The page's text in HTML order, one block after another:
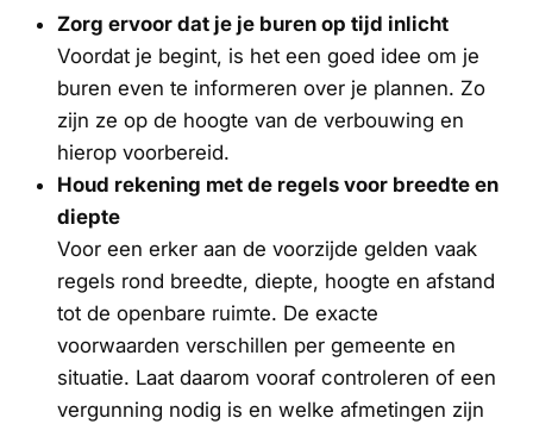
Zorg ervoor dat je je buren op tijd inlicht
Voordat je begint, is het een goed idee om je
buren even te informeren over je plannen. Zo
zijn ze op de hoogte van de verbouwing en
hierop voorbereid.
Houd rekening met de regels voor breedte en
diepte
Voor een erker aan de voorzijde gelden vaak
regels rond breedte, diepte, hoogte en afstand
tot de openbare ruimte. De exacte
voorwaarden verschillen per gemeente en
situatie. Laat daarom vooraf controleren of een
vergunning nodig is en welke afmetingen zijn